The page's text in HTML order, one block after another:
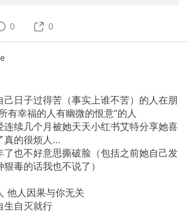
… 认识六七年了也不好意思撕破脸（包括之前
灭就行
0 0
己日子过得苦（事实上谁不苦）的人在朋
有幸福的人有幽微的恨意”的人
连续几个月被她天天小红书艾特分享她喜
真的很烦人…
了也不好意思撕破脸（包括之前她自己发
毒的话我也不说了）
他人因果与你无关
生自灭就行